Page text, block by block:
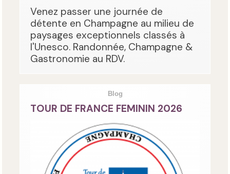
Venez passer une journée de
détente en Champagne au milieu de
paysages exceptionnels classés à
l'Unesco. Randonnée, Champagne &
Gastronomie au RDV.
Blog
TOUR DE FRANCE FEMININ 2026